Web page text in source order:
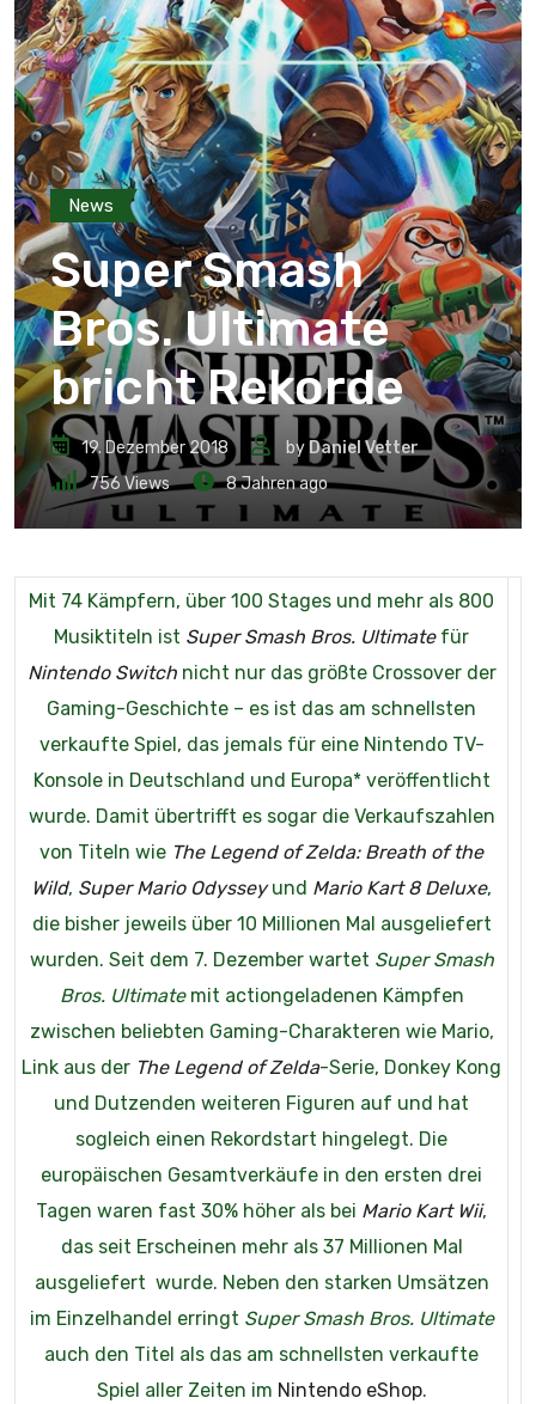
News
Super Smash
Bros. Ultimate
bricht Rekorde
19. Dezember 2018 byDaniel Vetter
756 Views 8 Jahren ago
Mit 74 Kämpfern, über 100 Stages und mehr als 800
Musiktiteln ist Super Smash Bros. Ultimatefür
Nintendo Switchnicht nur das größte Crossover der
Gaming-Geschichte – es ist das am schnellsten
verkaufte Spiel, das jemals für eine Nintendo TV-
Konsole in Deutschland und Europa* veröffentlicht
wurde. Damit übertrifft es sogar die Verkaufszahlen
von Titeln wie The Legend of Zelda: Breath of the
Wild, Super Mario Odysseyund Mario Kart 8 Deluxe,
die bisher jeweils über 10 Millionen Mal ausgeliefert
wurden. Seit dem 7. Dezember wartet Super Smash
Bros. Ultimate mit actiongeladenen Kämpfen
zwischen beliebten Gaming-Charakteren wie Mario,
Link aus der The Legend of Zelda-Serie, Donkey Kong
und Dutzenden weiteren Figuren auf und hat
sogleich einen Rekordstart hingelegt. Die
europäischen Gesamtverkäufe in den ersten drei
Tagen waren fast 30% höher als bei Mario Kart Wii,
das seit Erscheinen mehr als 37 Millionen Mal
ausgeliefert wurde. Neben den starken Umsätzen
im Einzelhandel erringt Super Smash Bros. Ultimate
auch den Titel als das am schnellsten verkaufte
Spiel aller Zeiten im Nintendo eShop.